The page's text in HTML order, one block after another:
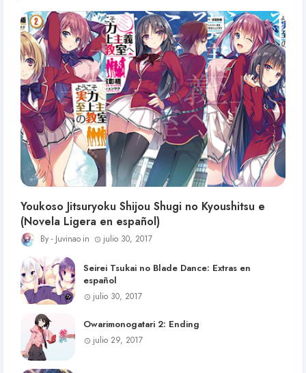
Youkoso Jitsuryoku Shijou Shugi no Kyoushitsu e
(Novela Ligera en español)
Juvinao julio 30, 2017
Seirei Tsukai no Blade Dance: Extras en
español
julio 30, 2017
Owarimonogatari 2: Ending
julio 29, 2017